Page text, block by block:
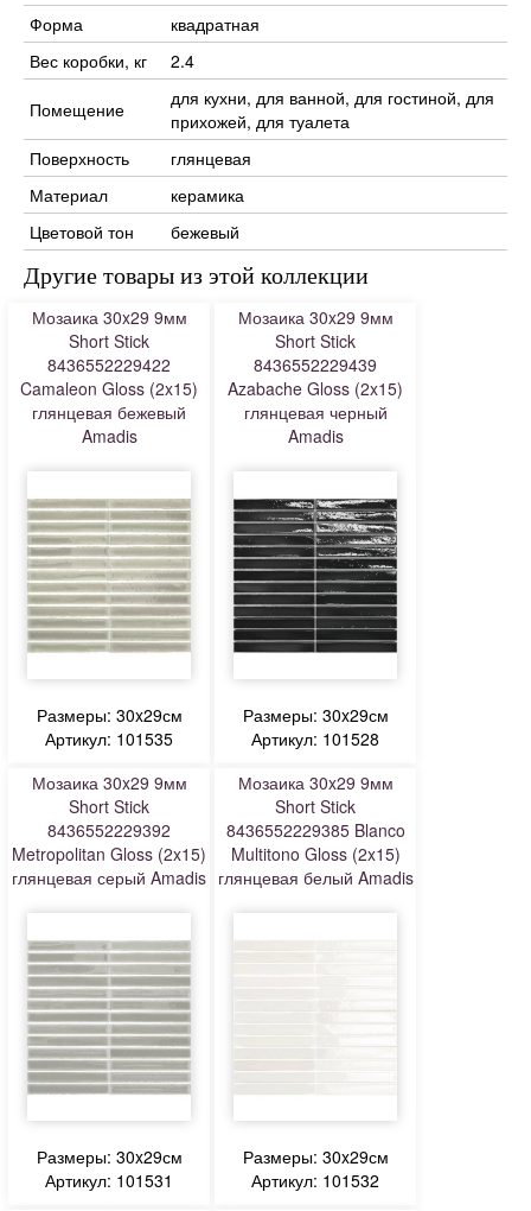
Форма
квадратная
Вес коробки, кг
2.4
Помещение
для кухни, для ванной, для гостиной, для
прихожей, для туалета
Поверхность
глянцевая
Материал
керамика
Цветовой тон
бежевый
Другие товары из этой коллекции
Мозаика 30x29 9мм
Short Stick
8436552229422
Camaleon Gloss (2x15)
глянцевая бежевый
Amadis
Размеры: 30x29см
Артикул: 101535
Мозаика 30x29 9мм
Short Stick
8436552229439
Azabache Gloss (2x15)
глянцевая черный
Amadis
Размеры: 30x29см
Артикул: 101528
Мозаика 30x29 9мм
Short Stick
8436552229392
Metropolitan Gloss (2x15)
глянцевая серый Amadis
Размеры: 30x29см
Артикул: 101531
Мозаика 30x29 9мм
Short Stick
8436552229385 Blanco
Multitono Gloss (2x15)
глянцевая белый Amadis
Размеры: 30x29см
Артикул: 101532